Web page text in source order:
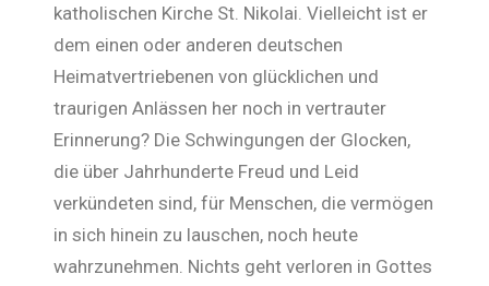
katholischen Kirche St. Nikolai. Vielleicht ist er
dem einen oder anderen deutschen
Heimatvertriebenen von glücklichen und
traurigen Anlässen her noch in vertrauter
Erinnerung? Die Schwingungen der Glocken,
die über Jahrhunderte Freud und Leid
verkündeten sind, für Menschen, die vermögen
in sich hinein zu lauschen, noch heute
wahrzunehmen. Nichts geht verloren in Gottes